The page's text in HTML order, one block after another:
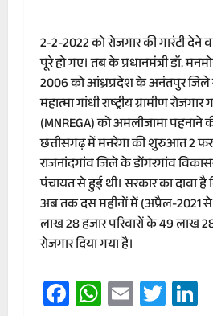
2-2-2022 को रोजगार की गारंटी देने
पूरे हो गए। तब के प्रधानमंत्री डॉ.
2006 को आंध्रप्रदेश के अनंतपुर जिले
महात्मा गांधी राष्ट्रीय ग्रामीण
(MNREGA) को अमलीजामा
छत्तीसगढ़ में मनरेगा की शुरुआत 2
राजनांदगांव जिले के डोंगरगांव
पंचायत से हुई थी। सरकार का दावा
अब तक दस महीनों में (अप्रैल-2021
लाख 28 हजार परिवारों के 49 लाख
रोजगार दिया गया है।
Facebook
WhatsApp
Email